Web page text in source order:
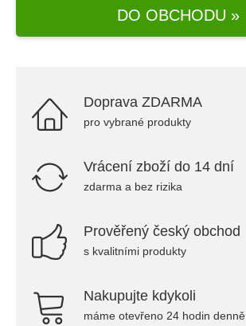
DO OBCHODU »
Doprava ZDARMA
pro vybrané produkty
Vrácení zboží do 14 dní
zdarma a bez rizika
Prověřený český obchod
s kvalitními produkty
Nakupujte kdykoli
máme otevřeno 24 hodin denně